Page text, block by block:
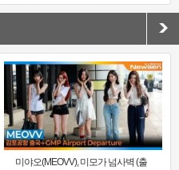
미야오(MEOVV), 미모가 넘사벽 (출